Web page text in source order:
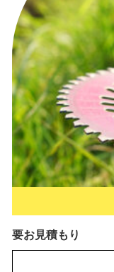
要お見積もり